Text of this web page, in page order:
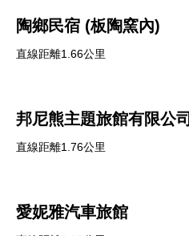
陶鄉民宿 (板陶窯內)
直線距離1.66公里
邦尼熊主題旅館有限公司
直線距離1.76公里
愛妮雅汽車旅館